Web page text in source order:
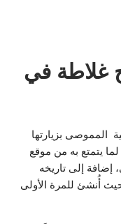
في
المموصى بزيارتها
يتمتع به من موقع
إضافة إلى تاريخه
حيث أُنشئ للمرة الأولى